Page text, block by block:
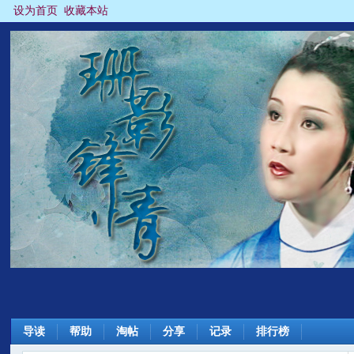
设为首页 收藏本站
导读 帮助 淘帖 分享 记录 排行榜